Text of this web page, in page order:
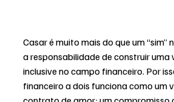
Casar é muito mais do que um “sim”
a responsabilidade de construir
inclusive no campo financeiro. Por
financeiro a dois funciona como um